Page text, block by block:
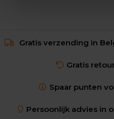
Gratis verzending in
Gratis
Spaar punten
Persoonlijk advies in